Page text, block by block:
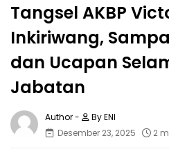
Tangsel AKBP
Inkiriwang,
dan Ucapan
Jabatan
By ENI
Desember 23, 2025
2